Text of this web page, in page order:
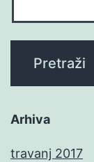
Arhiva
travanj 2017